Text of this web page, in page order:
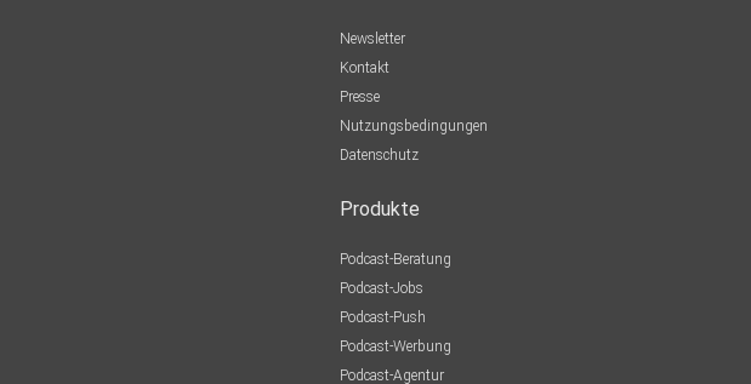
Newsletter
Kontakt
Presse
Nutzungsbedingungen
Datenschutz
Produkte
Podcast-Beratung
Podcast-Jobs
Podcast-Push
Podcast-Werbung
Podcast-Agentur